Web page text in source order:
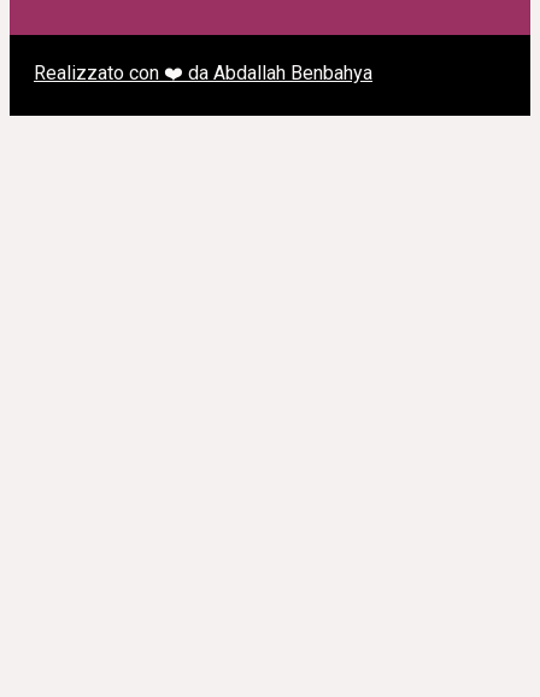
Realizzato con ❤️ da Abdallah Benbahya